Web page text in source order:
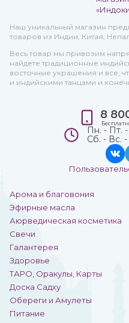
Наш уникальный магазин
товаров из Индии, Китая,
Весь товар мы привозим
найдете традиционные
восточные украшения и все,
и индийскими танцами и
Арома и благовония
Эфирные масла
Аюрведическая косметика
Свечи
Галантерея
Здоровье
ТАРО, Оракулы, Карты
Доска Садху
Обереги и Амулеты
Питание
8
Пн. - Пт.
Сб. - Вс.